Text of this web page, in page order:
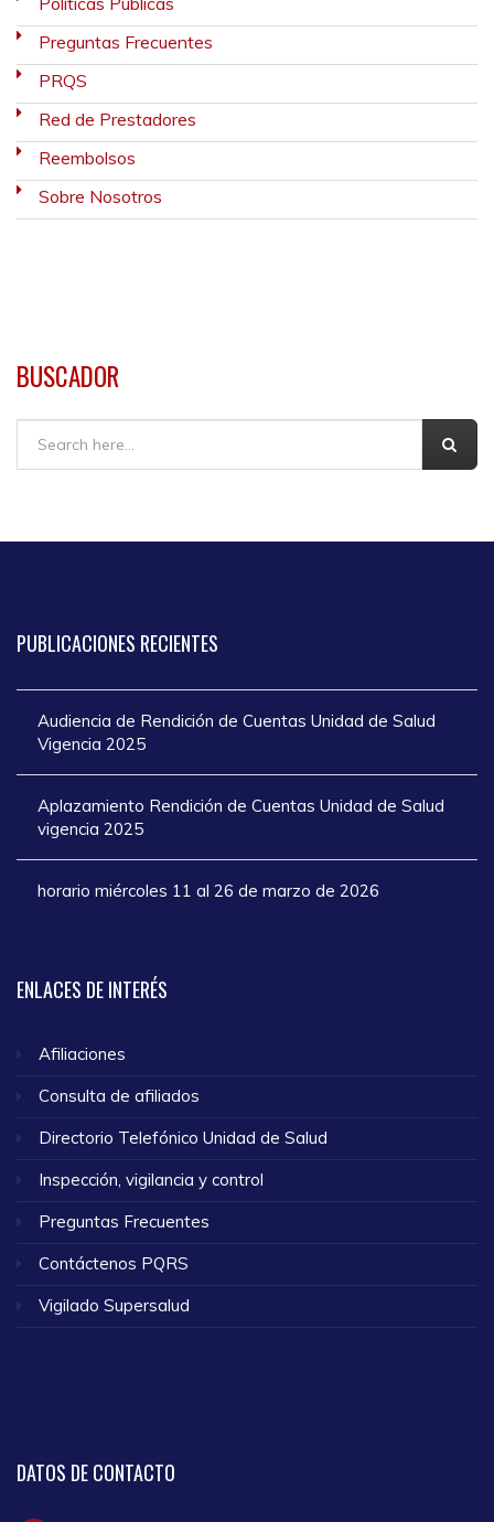
Preguntas Frecuentes
PRQS
Red de Prestadores
Reembolsos
Sobre Nosotros
BUSCADOR
Buscar
PUBLICACIONES RECIENTES
Audiencia de Rendición de Cuentas Unidad de Salud
Vigencia 2025
Aplazamiento Rendición de Cuentas Unidad de Salud
vigencia 2025
horario miércoles 11 al 26 de marzo de 2026
ENLACES DE INTERÉS
Afiliaciones
Consulta de afiliados
Directorio Telefónico Unidad de Salud
Inspección, vigilancia y control
Preguntas Frecuentes
Contáctenos PQRS
Vigilado Supersalud
DATOS DE CONTACTO